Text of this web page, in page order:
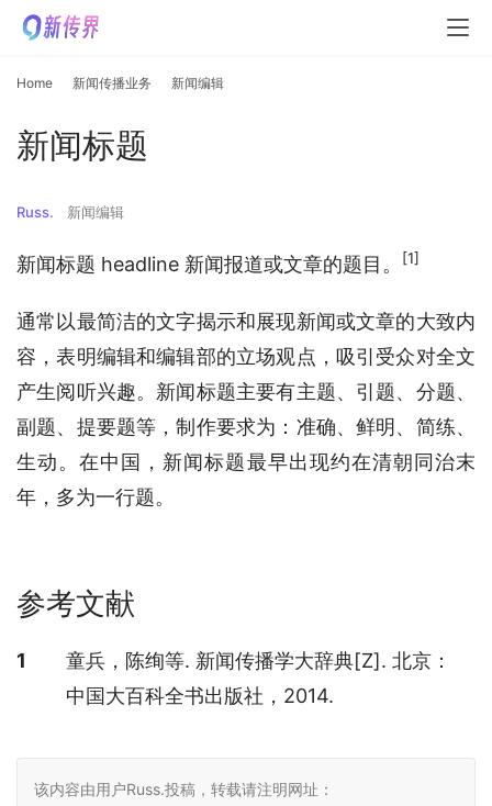
Home 新闻传播业务 新闻编辑
新闻标题
Russ. 新闻编辑
新闻标题 headline 新闻报道或文章的题目。 [1]
通常以最简洁的文字揭示和展现新闻或文章的大致内
容，表明编辑和编辑部的立场观点，吸引受众对全文
产生阅听兴趣。新闻标题主要有主题、引题、分题、
副题、提要题等，制作要求为：准确、鲜明、简练、
生动。在中国，新闻标题最早出现约在清朝同治末
年，多为一行题。
参考文献
参考文献
1
童兵，陈绚等. 新闻传播学大辞典[Z]. 北京：
中国大百科全书出版社，2014.
该内容由用户Russ.投稿，转载请注明网址：